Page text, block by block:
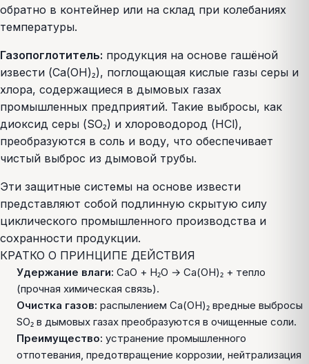
обратно в контейнер или на склад при колебаниях
температуры.
Газопоглотитель: продукция на основе гашёной
извести (Ca(OH)₂), поглощающая кислые газы серы и
хлора, содержащиеся в дымовых газах
промышленных предприятий. Такие выбросы, как
диоксид серы (SO₂) и хлороводород (HCl),
преобразуются в соль и воду, что обеспечивает
чистый выброс из дымовой трубы.
Эти защитные системы на основе извести
представляют собой подлинную скрытую силу
циклического промышленного производства и
сохранности продукции.
КРАТКО О ПРИНЦИПЕ ДЕЙСТВИЯ
Удержание влаги: CaO + H₂O → Ca(OH)₂ + тепло
(прочная химическая связь).
Очистка газов: распылением Ca(OH)₂ вредные выбросы
SO₂ в дымовых газах преобразуются в очищенные соли.
Преимущество: устранение промышленного
отпотевания, предотвращение коррозии, нейтрализация